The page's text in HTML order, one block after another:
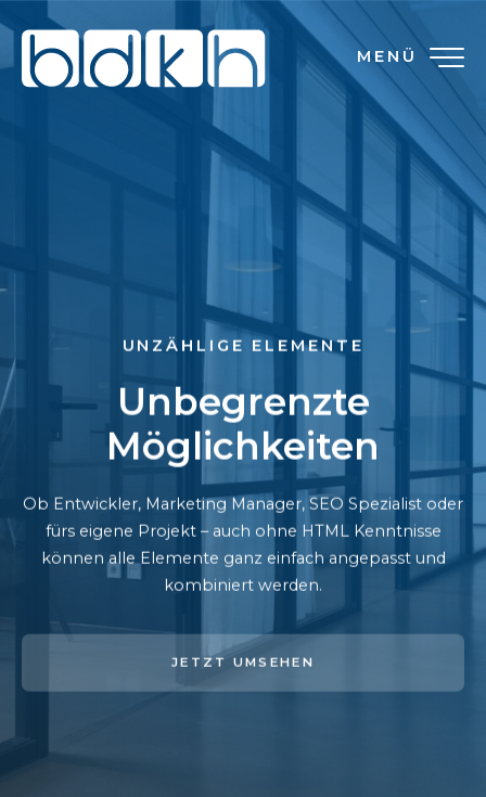
MENÜ
UNZÄHLIGE ELEMENTE
Unbegrenzte
Möglichkeiten
Ob Entwickler, Marketing Manager, SEO Spezialist oder
fürs eigene Projekt – auch ohne HTML Kenntnisse
können alle Elemente ganz einfach angepasst und
kombiniert werden.
JETZT UMSEHEN